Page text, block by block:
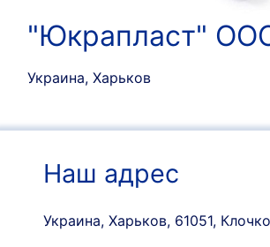
"Юкрапласт"
Украина, Харьков
Наш адрес
Украина, Харьков, 61051,